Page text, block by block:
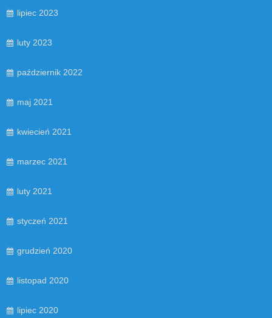
lipiec 2023
luty 2023
październik 2022
maj 2021
kwiecień 2021
marzec 2021
luty 2021
styczeń 2021
grudzień 2020
listopad 2020
lipiec 2020